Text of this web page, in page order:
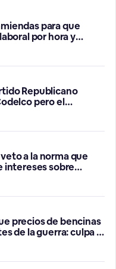
para que
por hora y
time
Republicano
pero el
a la norma que
intereses sobre
precios de bencinas
de la guerra: culpa a